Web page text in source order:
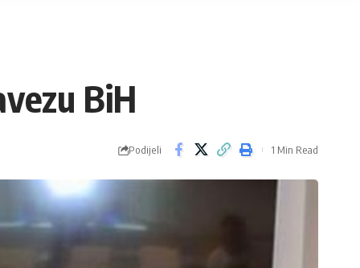
BiH
Podijeli 1 Min Read